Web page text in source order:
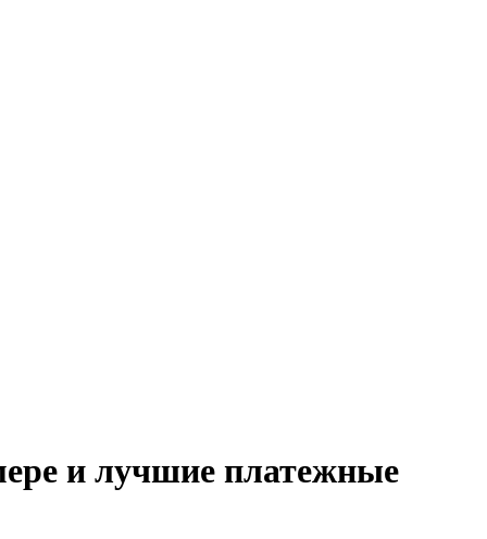
и лучшие платежные